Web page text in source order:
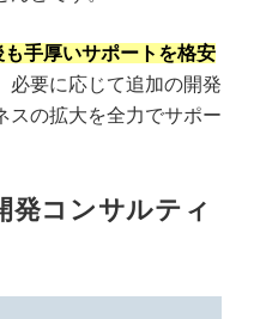
手厚いサポートを格安
必要に応じて追加の開発
スの拡大を全力でサポー
発コンサルティ